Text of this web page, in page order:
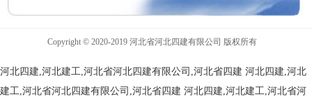
Copyright © 2020-2019 河北省河北四建有限公司 版权所有
河北四建,河北建工,河北省河北四建有限公司,河北省四建 河北四建,河北
建工,河北省河北四建有限公司,河北省四建 河北四建,河北建工,河北省河